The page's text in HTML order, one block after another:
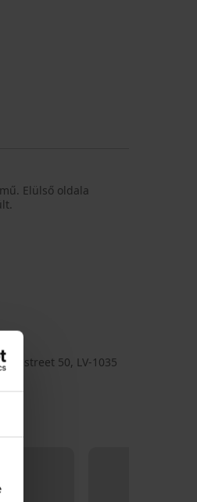
Elülső oldala
street 50, LV-1035